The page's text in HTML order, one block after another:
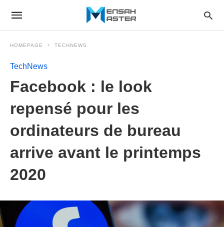
HOMEPAGE TECHNEWS
TechNews
Facebook : le look
repensé pour les
ordinateurs de bureau
arrive avant le printemps
2020